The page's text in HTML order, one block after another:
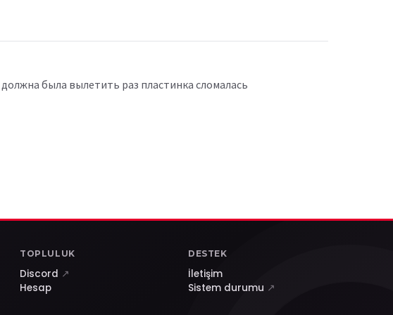
была вылетить раз пластинка сломалась
TOPLULUK
Discord ↗
Hesap
DESTEK
İletişim
Sistem durumu ↗